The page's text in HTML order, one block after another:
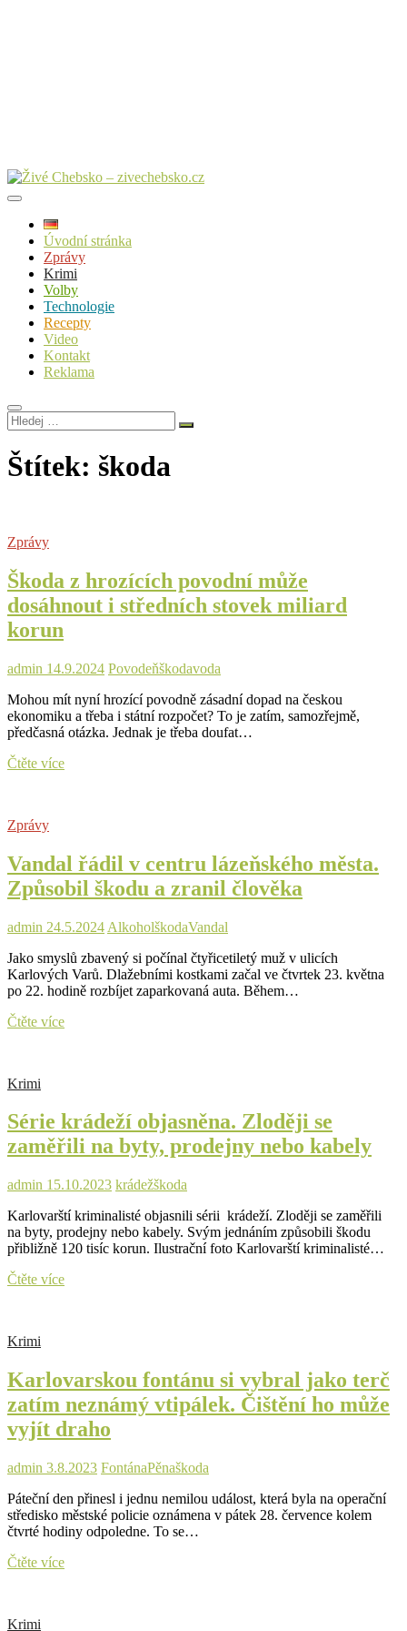
Úvodní stránka
Zprávy
Krimi
Volby
Technologie
Recepty
Video
Kontakt
Reklama
Hledej
…
Štítek: škoda
Zprávy
Škoda z hrozících povodní může
dosáhnout i středních stovek miliard
korun
admin 14.9.2024 Povodeňškodavoda
Mohou mít nyní hrozící povodně zásadní dopad na českou
ekonomiku a třeba i státní rozpočet? To je zatím, samozřejmě,
předčasná otázka. Jednak je třeba doufat…
Čtěte víceŠkoda
i
středních
stovek
korun
Zprávy
Vandal řádil v centru lázeňského města.
Způsobil škodu a zranil člověka
admin 24.5.2024 AlkoholškodaVandal
Jako smyslů zbavený si počínal čtyřicetiletý muž v ulicích
Karlových Varů. Dlažebními kostkami začal ve čtvrtek 23. května
po 22. hodině rozbíjet zaparkovaná auta. Během…
Čtěte víceVandal
Způsobil
škodu
a
člověka
Krimi
Série krádeží objasněna. Zloději se
zaměřili na byty, prodejny nebo kabely
admin 15.10.2023 krádežškoda
Karlovarští kriminalisté objasnili sérii krádeží. Zloději se zaměřili
na byty, prodejny nebo kabely. Svým jednáním způsobili škodu
přibližně 120 tisíc korun. Ilustrační foto Karlovarští kriminalisté…
Čtěte víceSérie
byty,
prodejny
nebo
kabely
Krimi
Karlovarskou fontánu si vybral jako terč
zatím neznámý vtipálek. Čištění ho může
vyjít draho
admin 3.8.2023 FontánaPěnaškoda
Páteční den přinesl i jednu nemilou událost, která byla na operační
středisko městské policie oznámena v pátek 28. července kolem
čtvrté hodiny odpoledne. To se…
Čtěte víceKarlovarskou
Krimi